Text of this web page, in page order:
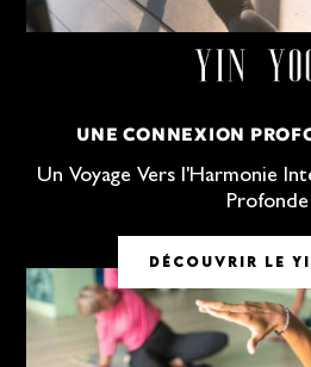
UNE CONNEXION
Un Voyage Vers l'Harmonie
Profonde
DÉCOUVRIR LE